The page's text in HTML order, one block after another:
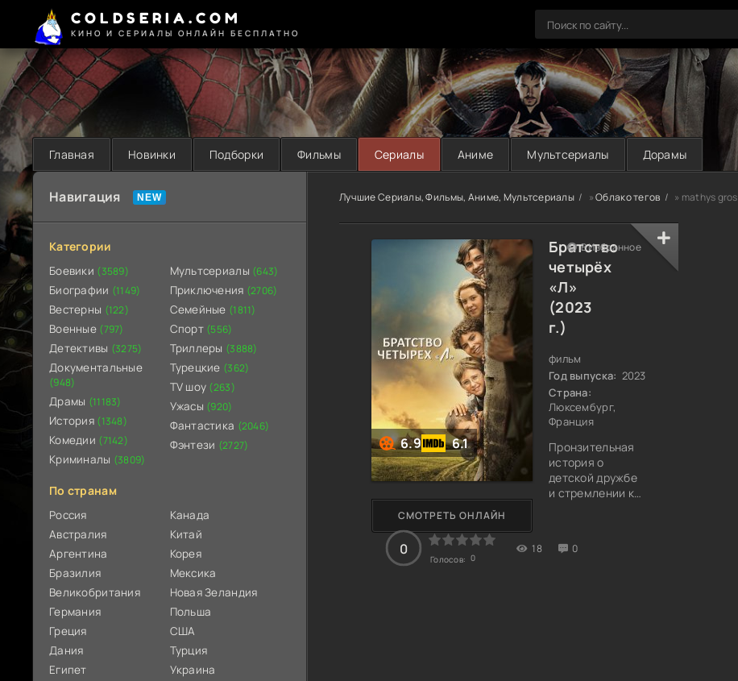
COLDSERIA.COM
КИНО И СЕРИАЛЫ ОНЛАЙН БЕСПЛАТНО
Главная Новинки Подборки Фильмы Сериалы Аниме Мультсериалы Дорамы
Навигация
Категории
Боевики (3589)
Биографии (1149)
Вестерны (122)
Военные (797)
Детективы (3275)
Документальные
(948)
Драмы (11183)
История (1348)
Комедии (7142)
Криминалы (3809)
Мультсериалы (643)
Приключения (2706)
Семейные (1811)
Спорт (556)
Триллеры (3888)
Турецкие (362)
TV шоу (263)
Ужасы (920)
Фантастика (2046)
Фэнтези (2727)
По странам
Россия
Австралия
Аргентина
Бразилия
Великобритания
Германия
Греция
Дания
Египет
Канада
Китай
Корея
Мексика
Новая Зеландия
Польша
США
Турция
Украина
Лучшие Сериалы, Фильмы, Аниме, Мультсериалы »Облако тегов » mathys gros
6.9 6.1
Братство
четырёх
«Л»
(2023
г.)
фильм
Год выпуска: 2023
Страна:
Люксембург,
Франция
Пронзительная
история о
детской дружбе
и стремлении к
дней Первой
СМОТРЕТЬ ОНЛАЙН
0
Голосов: 0
18 0
В Избранное